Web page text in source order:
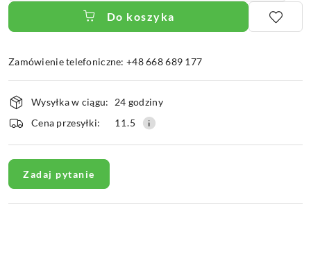
Do koszyka
Zamówienie telefoniczne: +48 668 689 177
Dostępność
i
dostawa
Wysyłka w ciągu:
24 godziny
Cena przesyłki:
11.5
Zadaj pytanie